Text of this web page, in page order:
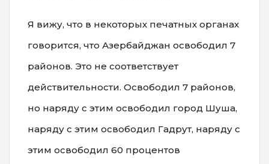
Я вижу, что в некоторых печатных органах
говорится, что Азербайджан освободил 7
районов. Это не соответствует
действительности. Освободил 7 районов,
но наряду с этим освободил город Шуша,
наряду с этим освободил Гадрут, наряду с
этим освободил 60 процентов